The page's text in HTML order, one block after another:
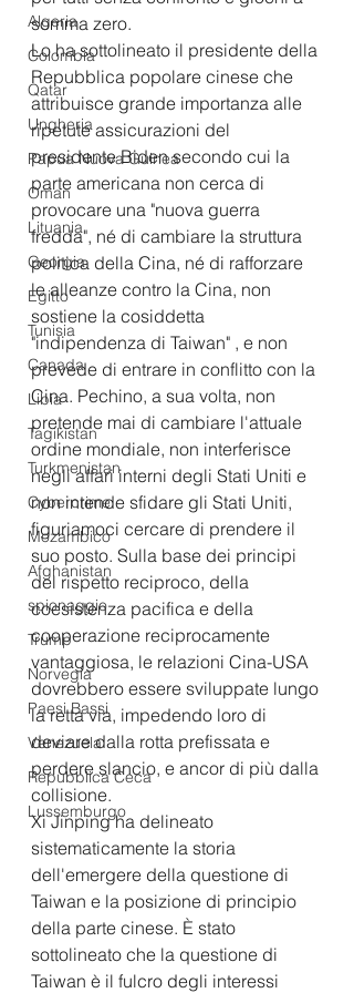
Algeria
Colombia
Qatar
Ungheria
Papua Nuova Guinea
Oman
Lituania
Georgia
Egitto
Tunisia
Canada
Libia
Tagikistan
Turkmenistan
Cybercrime
Mozambico
Afghanistan
spionaggio
Trump
Norvegia
Paesi Bassi
Venezuela
Repubblica Ceca
Lussemburgo
somma zero.
Lo ha sottolineato il presidente della
Repubblica popolare cinese che
attribuisce grande importanza alle
ripetute assicurazioni del
presidente Biden secondo cui la
parte americana non cerca di
provocare una "nuova guerra
fredda", né di cambiare la struttura
politica della Cina, né di rafforzare
le alleanze contro la Cina, non
sostiene la cosiddetta
"indipendenza di Taiwan" , e non
prevede di entrare in conflitto con la
Cina. Pechino, a sua volta, non
pretende mai di cambiare l'attuale
ordine mondiale, non interferisce
negli affari interni degli Stati Uniti e
non intende sfidare gli Stati Uniti,
figuriamoci cercare di prendere il
suo posto. Sulla base dei principi
del rispetto reciproco, della
coesistenza pacifica e della
cooperazione reciprocamente
vantaggiosa, le relazioni Cina-USA
dovrebbero essere sviluppate lungo
la retta via, impedendo loro di
deviare dalla rotta prefissata e
perdere slancio, e ancor di più dalla
collisione.
Xi Jinping ha delineato
sistematicamente la storia
dell'emergere della questione di
Taiwan e la posizione di principio
della parte cinese. È stato
sottolineato che la questione di
Taiwan è il fulcro degli interessi